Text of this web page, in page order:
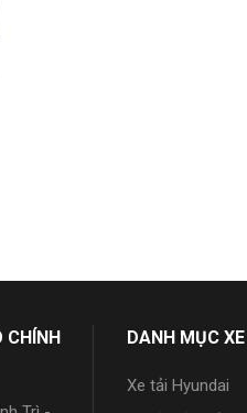
CHÍNH
DANH MỤC XE
Xe tải Hyundai